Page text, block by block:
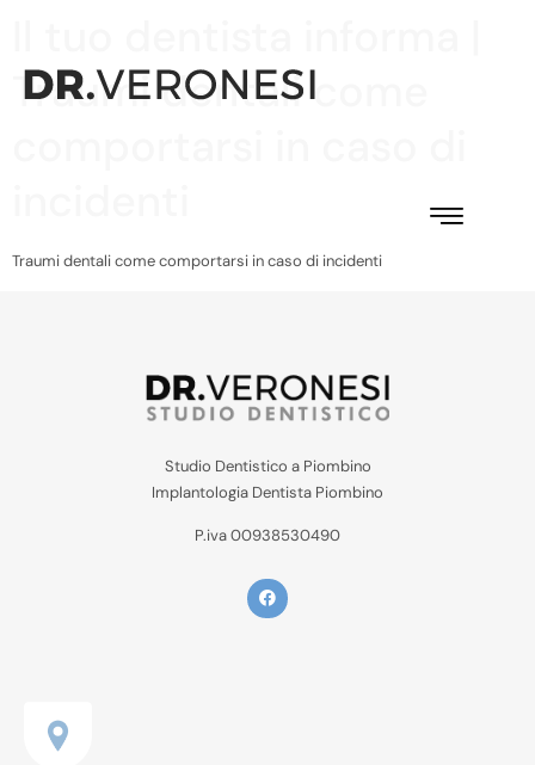
Traumi dentali come
Traumi dentali come comportarsi in caso di incidenti
Studio Dentistico a Piombino
Implantologia Dentista Piombino
P.iva 00938530490